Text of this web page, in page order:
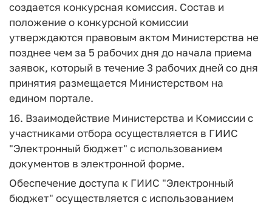
создается конкурсная комиссия. Состав и
положение о конкурсной комиссии
утверждаются правовым актом Министерства не
позднее чем за 5 рабочих дня до начала приема
заявок, который в течение 3 рабочих дней со дня
принятия размещается Министерством на
едином портале.
16. Взаимодействие Министерства и Комиссии с
участниками отбора осуществляется в ГИИС
"Электронный бюджет" с использованием
документов в электронной форме.
Обеспечение доступа к ГИИС "Электронный
бюджет" осуществляется с использованием